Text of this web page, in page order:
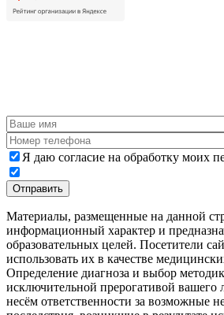
Я даю согласие на обработку моих
Материалы, размещенные на данной
информационный характер и
образовательных целей. Посетители
использовать их в качестве
Определение диагноза и выбор
исключительной прерогативой
несём ответственности за возможные